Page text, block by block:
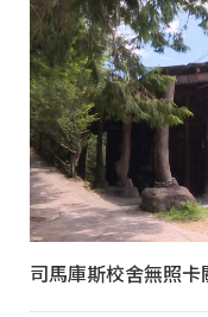
司馬庫斯校舍無照